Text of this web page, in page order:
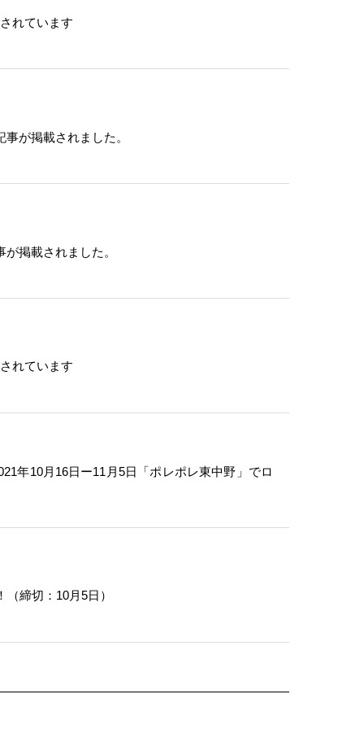
れています
が掲載されました。
掲載されました。
れています
年10月16日ー11月5日「ポレポレ東中野」でロ
締切：10月5日）